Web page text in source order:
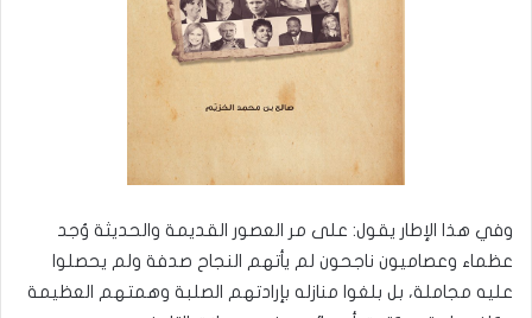
وفي هذا الإطار يقول: على مر العصور القديمة والحديثة وُجد
عظماء وعصاميون ناجحون لم يأتهم النجاح صدفة ولم يحصلوا
عليه مجاملة، بل بلغوا منازله بإرادتهم الصلبة وهمتهم العظيمة